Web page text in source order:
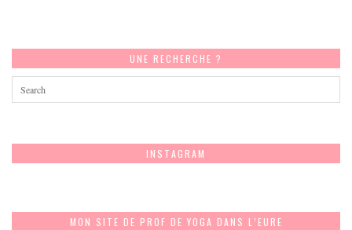
UNE RECHERCHE ?
INSTAGRAM
MON SITE DE PROF DE YOGA DANS L’EURE